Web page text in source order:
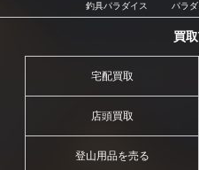
釣具パラダイス パラ
買
宅配買取
店頭買取
登山用品を売る